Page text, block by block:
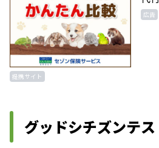
提携サイト
広告
グッドシチズンテ